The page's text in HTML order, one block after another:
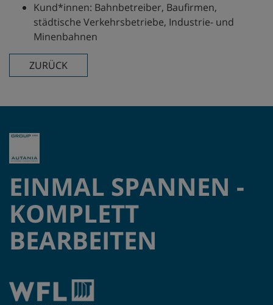
Kund*innen: Bahnbetreiber, Baufirmen,
städtische Verkehrsbetriebe, Industrie- und
Minenbahnen
ZURÜCK
EINMAL SPANNEN -
KOMPLETT
BEARBEITEN